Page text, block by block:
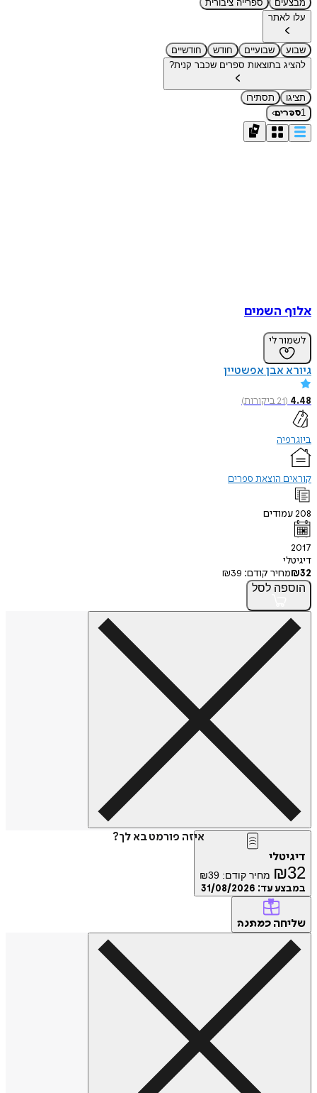
מבצעים
ספרייה ציבורית
עלו לאתר
שבוע שבועיים חודש
חודשיים
להציג בתוצאות ספרים שכבר קנית?
תציגו
תסתירו
1ספרים›
אלוף השמים
לשמור לי
גיורא אבן אפשטיין
4.48
(
21ביקורות)
ביוגרפיה
קוראים הוצאת ספרים
208עמודים
2017
דיגיטלי
₪32 מחיר קודם: ₪39
הוספה לסל
איזה פורמט בא לך?
דיגיטלי
₪32 מחיר קודם: ₪39
במבצע עד: 31/08/2026
שליחה כמתנה